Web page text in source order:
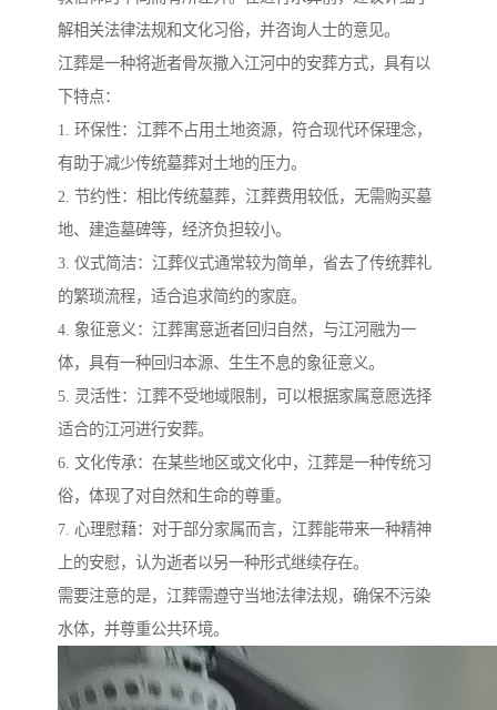
解相关法律法规和文化习俗，并咨询人士的意见。
江葬是一种将逝者骨灰撒入江河中的安葬方式，具有以
下特点：
1. 环保性：江葬不占用土地资源，符合现代环保理念，
有助于减少传统墓葬对土地的压力。
2. 节约性：相比传统墓葬，江葬费用较低，无需购买墓
地、建造墓碑等，经济负担较小。
3. 仪式简洁：江葬仪式通常较为简单，省去了传统葬礼
的繁琐流程，适合追求简约的家庭。
4. 象征意义：江葬寓意逝者回归自然，与江河融为一
体，具有一种回归本源、生生不息的象征意义。
5. 灵活性：江葬不受地域限制，可以根据家属意愿选择
适合的江河进行安葬。
6. 文化传承：在某些地区或文化中，江葬是一种传统习
俗，体现了对自然和生命的尊重。
7. 心理慰藉：对于部分家属而言，江葬能带来一种精神
上的安慰，认为逝者以另一种形式继续存在。
需要注意的是，江葬需遵守当地法律法规，确保不污染
水体，并尊重公共环境。